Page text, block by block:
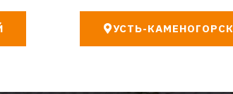
УСТЬ-КАМЕНОГОРСК